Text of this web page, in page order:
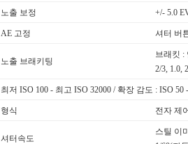
노출 보정 +/- 5.0
AE 고정 셔터 버
노출 브래키팅
브래킷 :
2/3, 1.0,
최저 ISO 100 - 최고 ISO 32000 / 확장 감도 : ISO 50
형식 전자 제
셔터속도
스틸 이